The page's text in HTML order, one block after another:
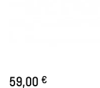
59,00 €